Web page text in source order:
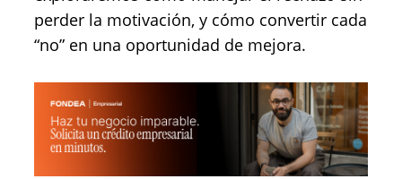
perder la motivación, y cómo convertir cada
“no” en una oportunidad de mejora.